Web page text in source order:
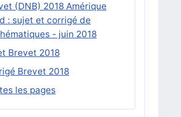
(DNB) 2018 Amérique
: sujet et corrigé de
- juin 2018
Brevet 2018
Brevet 2018
les pages